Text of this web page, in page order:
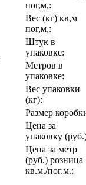
пог,м,:
Вес (кг) кв,м
пог,м,:
Штук в
упаковке:
Метров в
упаковке:
Вес упаковки
(кг):
Размер
Цена за
упаковку
Цена за метр
(руб.) розница
кв.м./пог.м.: